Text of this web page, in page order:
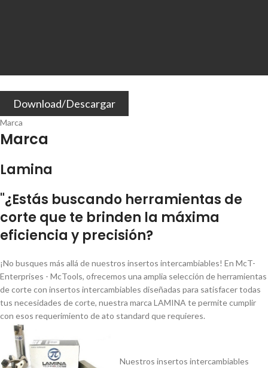
Download/Descargar
Marca
Marca
Lamina
"¿Estás buscando herramientas de
corte que te brinden la máxima
eficiencia y precisión?
¡No busques más allá de nuestros insertos intercambiables! En McT-
Enterprises - McTools, ofrecemos una amplia selección de herramientas
de corte con insertos intercambiables diseñadas para satisfacer todas
tus necesidades de corte, nuestra marca LAMINA te permite cumplir
con esos requerimiento de ato standard que requieres.
Nuestros insertos intercambiables